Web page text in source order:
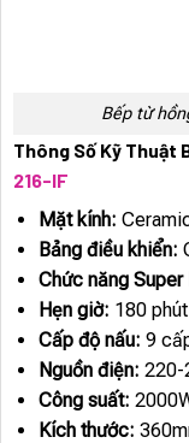
Bếp từ
Thông Số Kỹ Thuật
216-IF
Mặt kính:
Bảng điều khiển:
Chức năng Super
Hẹn giờ: 180 phút
Cấp độ nấu: 9
Nguồn điện: 220-
Công suất:
Kích thước: